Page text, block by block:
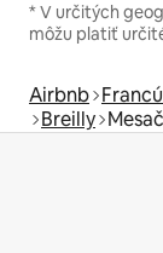
* V určitých
môžu platiť
Airbnb
Breilly